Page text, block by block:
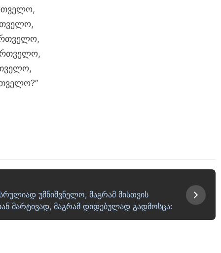
უმნიშვნელო, მაგრამ მისთვის
მარტივად, მაგრამ დიდებულად გადმოსცა: